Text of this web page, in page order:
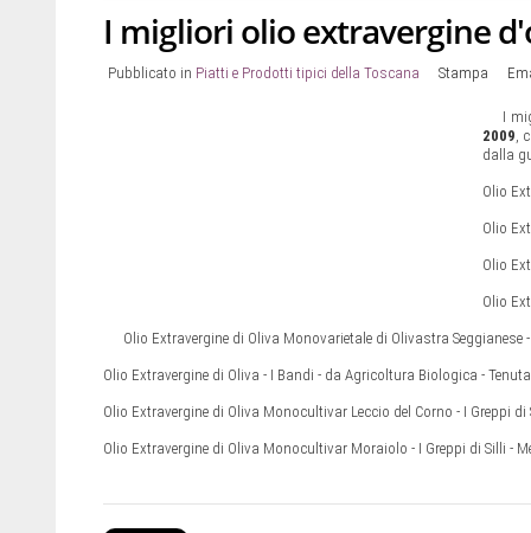
I migliori olio extravergine
Pubblicato in Piatti e Prodotti tipici della Toscana Stampa
I
2009,
dalla
Olio
Olio
Olio
Olio
Olio Extravergine di Oliva Monovarietale di Olivastra Seggianese
Olio Extravergine di Oliva - I Bandi - da Agricoltura Biologica -
Olio Extravergine di Oliva Monocultivar Leccio del Corno - I Greppi di
Olio Extravergine di Oliva Monocultivar Moraiolo - I Greppi di Silli -